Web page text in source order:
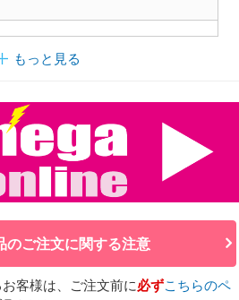
もっと見る
のご注文に関する注意
客様は、ご注文前に必ずこちらのペ